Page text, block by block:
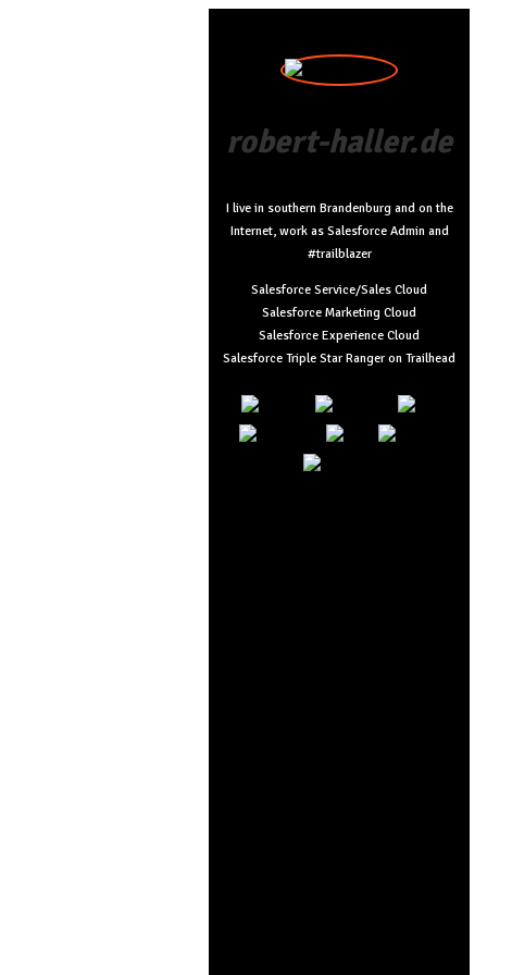
robert-haller.de
I live in southern Brandenburg and on the
Internet, work as Salesforce Admin and
#trailblazer
Salesforce Service/Sales Cloud
Salesforce Marketing Cloud
Salesforce Experience Cloud
Salesforce Triple Star Ranger on Trailhead